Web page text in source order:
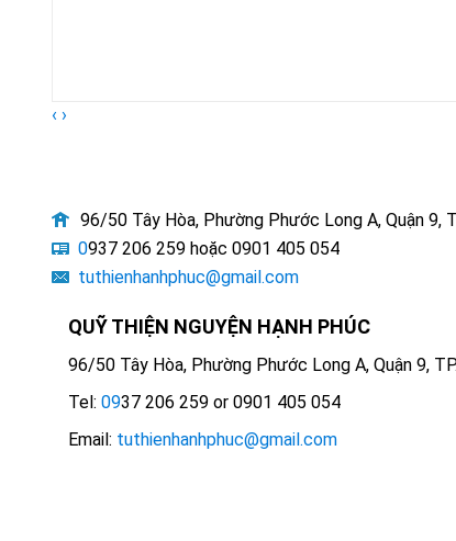
‹ ›
96/50 Tây Hòa, Phường Phước Long A, Quận 9,
0937 206 259 hoặc 0901 405 054
tuthienhanhphuc@gmail.com
QUỸ THIỆN NGUYỆN HẠNH PHÚC
96/50 Tây Hòa, Phường Phước Long A, Quận 9,
Tel: 0937 206 259 or 0901 405 054
Email: tuthienhanhphuc@gmail.com